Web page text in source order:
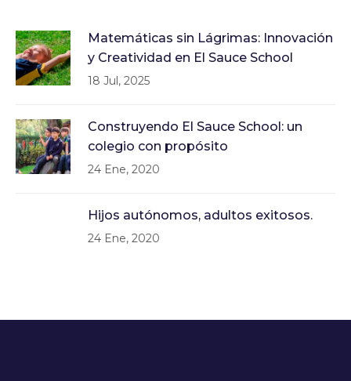
Matemáticas sin Lágrimas: Innovación
y Creatividad en El Sauce School
18 Jul, 2025
Construyendo El Sauce School: un
colegio con propósito
24 Ene, 2020
Hijos autónomos, adultos exitosos.
24 Ene, 2020